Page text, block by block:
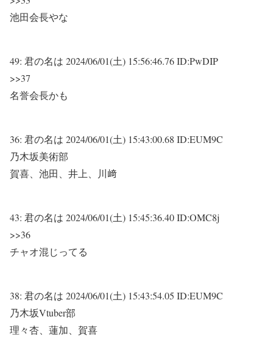
池田会長やな
49: 君の名は 2024/06/01(土) 15:56:46.76 ID:PwDIP
>>37
名誉会長かも
36: 君の名は 2024/06/01(土) 15:43:00.68 ID:EUM9C
乃木坂美術部
賀喜、池田、井上、川﨑
43: 君の名は 2024/06/01(土) 15:45:36.40 ID:OMC8j
>>36
チャオ混じってる
38: 君の名は 2024/06/01(土) 15:43:54.05 ID:EUM9C
乃木坂Vtuber部
理々杏、蓮加、賀喜